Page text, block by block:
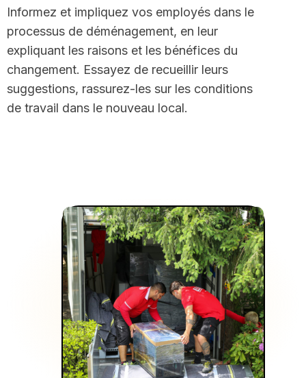
Informez et impliquez vos employés dans le
processus de déménagement, en leur
expliquant les raisons et les bénéfices du
changement. Essayez de recueillir leurs
suggestions, rassurez-les sur les conditions
de travail dans le nouveau local.